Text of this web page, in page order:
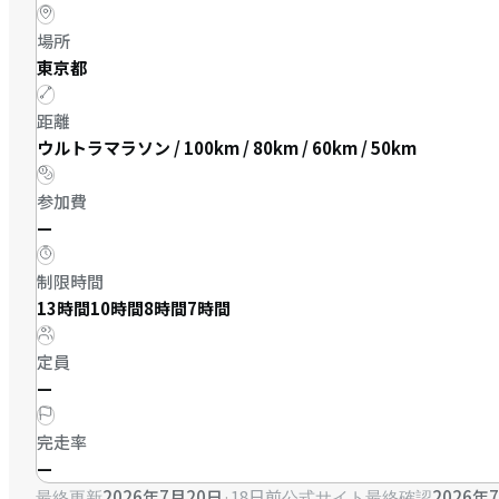
場所
東京都
距離
ウルトラマラソン / 100km / 80km / 60km / 50km
参加費
—
制限時間
13時間10時間8時間7時間
定員
—
完走率
—